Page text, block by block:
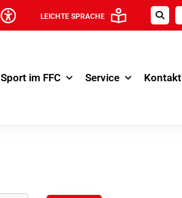
LEICHTE SPRACHE
Sport im FFC Service Kontakt